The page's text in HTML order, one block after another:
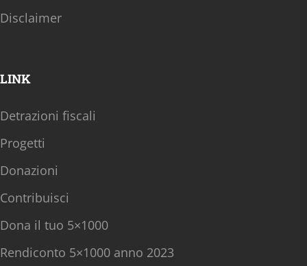
Disclaimer
LINK
Detrazioni fiscali
Progetti
Donazioni
Contribuisci
Dona il tuo 5×1000
Rendiconto 5×1000 anno 2023